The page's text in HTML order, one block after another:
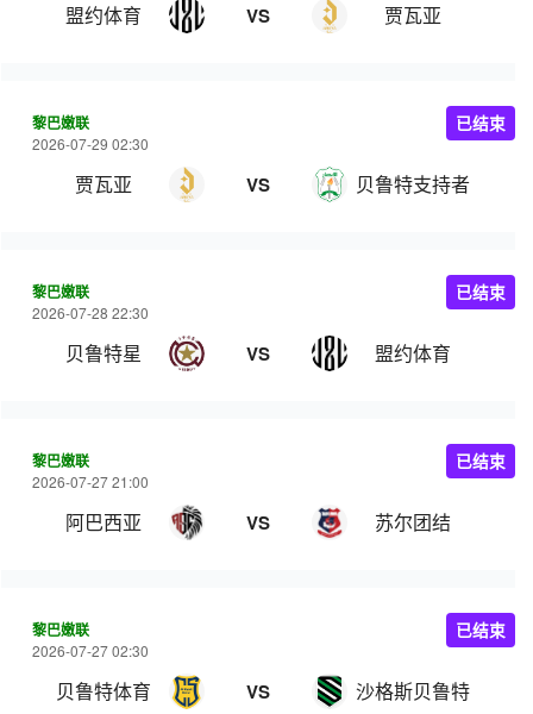
盟约体育 VS 贾瓦亚
黎巴嫩联
2026-07-29 02:30
贾瓦亚 VS 贝鲁特支持者
已结束
黎巴嫩联
2026-07-28 22:30
贝鲁特星 VS 盟约体育
已结束
黎巴嫩联
2026-07-27 21:00
阿巴西亚 VS 苏尔团结
已结束
黎巴嫩联
2026-07-27 02:30
贝鲁特体育 VS 沙格斯贝鲁特
已结束